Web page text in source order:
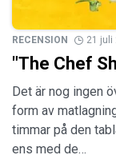
RECENSION 21 juli
"The Chef
Det är nog ingen
form av
timmar på den
ens med de…